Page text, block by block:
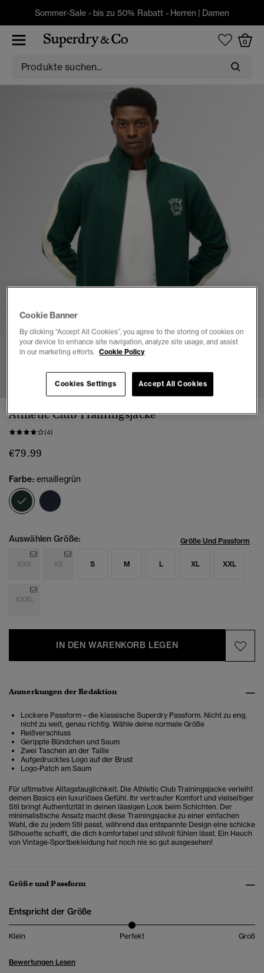
Sommer-Sale - bis zu 50% Rabatt - Herren | Damen
0
HOODIES UND SWEATSHIRTS
Athletic Club Trainingsjacke
(4)
€79.99
Farbe: emaillegrün
Ausgewählt
Auswählen Größe: Größe Und Passform
XXS XS S M L XL XXL
XXXL
IN DEN WARENKORB LEGEN
Anmerkungen der Redaktion
Lockere Passform – die klassische Superdry Passform. Nicht zu eng,
nicht zu weit, genau richtig. Wähle deine normale Größe
Reißverschluss
Gerippte Bündchen und Saum
Zwei Taschen an der Taille
Aufgedrucktes Logo auf der Brust
Logo-Patch am Saum
Für ultimative Alltagstauglichkeit. Die Athletic Club Trainingsjacke verleiht
deinen Basics ein luxuriöses Gefühl. Ihr vertrauter Komfort und vielseitiger
Stil bringt Authentizität in deinen lässigen Look beim Schichten. Der
minimalistische Ansatz macht diese Trainingsjacke zu einer einfachen
Wahl, die zu jedem Stil passt, während das entspannte Design eine schicke
Silhouette schafft, die dich komfortabel und stilvoll fühlen lässt. Ein Hauch
von Vintage-Sportbekleidung hat noch nie so gut ausgesehen!
Größe und Passform
Entspricht der Größe
Klein Perfekt Groß
Bewertungen Lesen
Cookie Banner
By clicking “Accept All Cookies”, you agree to the storing of cookies on
your device to enhance site navigation, analyze site usage, and assist
in our marketing efforts. Cookie Policy
Accept All Cookies
Cookies Settings